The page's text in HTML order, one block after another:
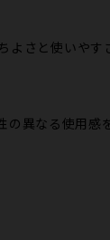
さと使いや
異なる使用感